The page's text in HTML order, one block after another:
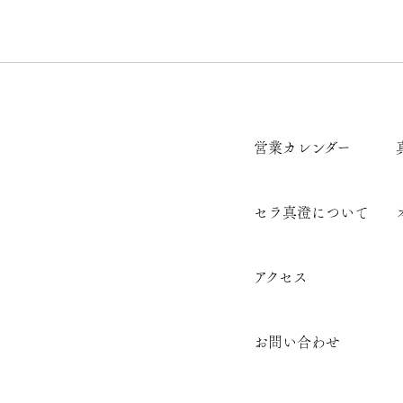
営業カレンダー
セラ真澄について
アクセス
お問い合わせ